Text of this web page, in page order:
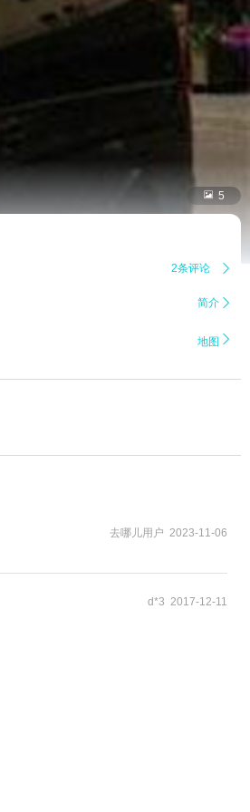
 5
2条评论 
简介 
地图 
去哪儿用户 2023-11-06
d*3 2017-12-11